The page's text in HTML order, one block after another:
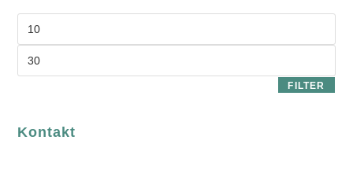
FILTER
Kontakt